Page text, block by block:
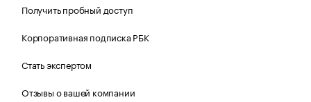
Получить пробный доступ
Корпоративная подписка РБК
Стать экспертом
Отзывы о вашей компании